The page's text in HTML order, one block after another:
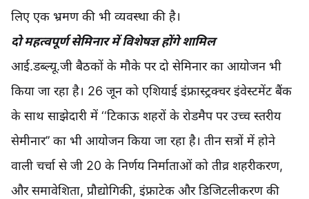
लिए एक भ्रमण की भी व्यवस्था की है।
दो महत्वपूर्ण सेमिनार में विशेषज्ञ होंगे शामिल
आई.डब्ल्यू.जी बैठकों के मौके पर दो सेमिनार का आयोजन भी
किया जा रहा है। 26 जून को एशियाई इंफ्रास्ट्रक्चर इंवेस्टमेंट बैंक
के साथ साझेदारी में ‘‘टिकाऊ शहरों के रोडमैप पर उच्च स्तरीय
सेमीनार’’ का भी आयोजन किया जा रहा है। तीन सत्रों में होने
वाली चर्चा से जी 20 के निर्णय निर्माताओं को तीव्र शहरीकरण,
और समावेशिता, प्रौद्योगिकी, इंफ्राटेक और डिजिटलीकरण की